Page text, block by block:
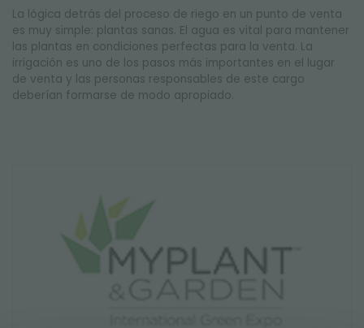
La lógica detrás del proceso de riego en un punto de venta
es muy simple: plantas sanas. El agua es vital para mantener
las plantas en condiciones perfectas para la venta. La
irrigación es uno de los pasos más importantes en el lugar
de venta y las personas responsables de este cargo
deberían formarse de modo apropiado.